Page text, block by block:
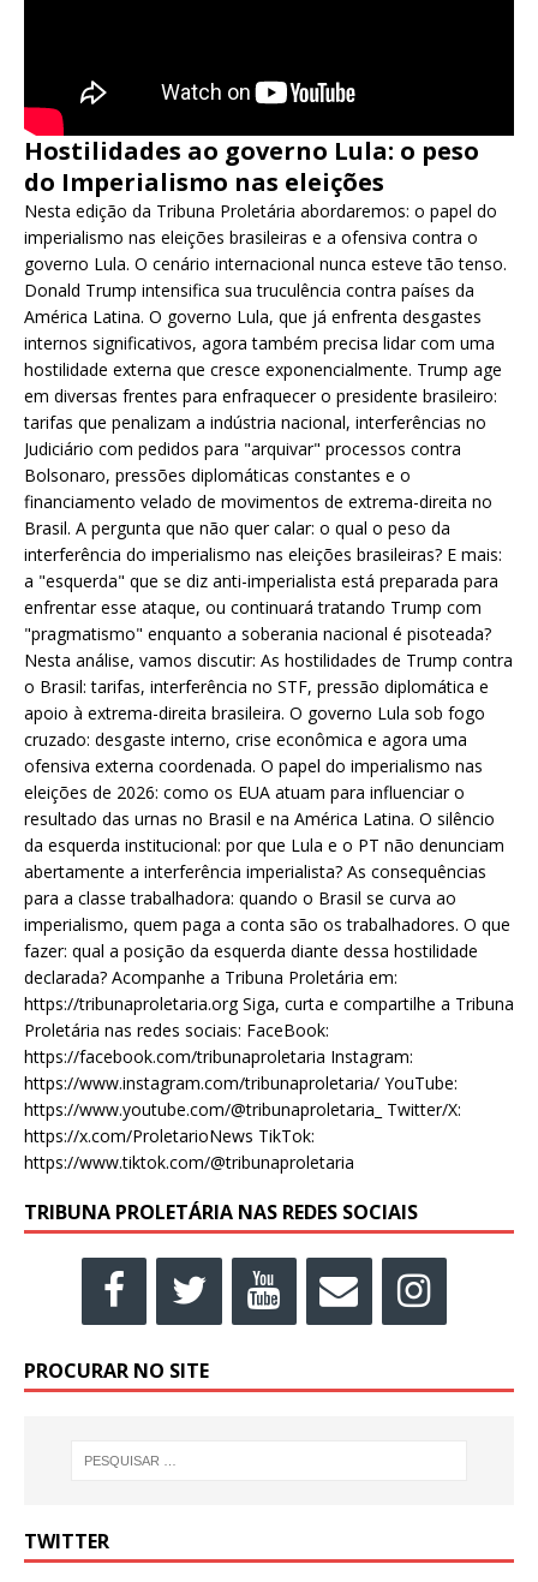
Hostilidades ao governo Lula: o peso
do Imperialismo nas eleições
Nesta edição da Tribuna Proletária abordaremos: o papel do
imperialismo nas eleições brasileiras e a ofensiva contra o
governo Lula. O cenário internacional nunca esteve tão tenso.
Donald Trump intensifica sua truculência contra países da
América Latina. O governo Lula, que já enfrenta desgastes
internos significativos, agora também precisa lidar com uma
hostilidade externa que cresce exponencialmente. Trump age
em diversas frentes para enfraquecer o presidente brasileiro:
tarifas que penalizam a indústria nacional, interferências no
Judiciário com pedidos para "arquivar" processos contra
Bolsonaro, pressões diplomáticas constantes e o
financiamento velado de movimentos de extrema-direita no
Brasil. A pergunta que não quer calar: o qual o peso da
interferência do imperialismo nas eleições brasileiras? E mais:
a "esquerda" que se diz anti-imperialista está preparada para
enfrentar esse ataque, ou continuará tratando Trump com
"pragmatismo" enquanto a soberania nacional é pisoteada?
Nesta análise, vamos discutir: As hostilidades de Trump contra
o Brasil: tarifas, interferência no STF, pressão diplomática e
apoio à extrema-direita brasileira. O governo Lula sob fogo
cruzado: desgaste interno, crise econômica e agora uma
ofensiva externa coordenada. O papel do imperialismo nas
eleições de 2026: como os EUA atuam para influenciar o
resultado das urnas no Brasil e na América Latina. O silêncio
da esquerda institucional: por que Lula e o PT não denunciam
abertamente a interferência imperialista? As consequências
para a classe trabalhadora: quando o Brasil se curva ao
imperialismo, quem paga a conta são os trabalhadores. O que
fazer: qual a posição da esquerda diante dessa hostilidade
declarada? Acompanhe a Tribuna Proletária em:
https://tribunaproletaria.org Siga, curta e compartilhe a Tribuna
Proletária nas redes sociais: FaceBook:
https://facebook.com/tribunaproletaria Instagram:
https://www.instagram.com/tribunaproletaria/ YouTube:
https://www.youtube.com/@tribunaproletaria_ Twitter/X:
https://x.com/ProletarioNews TikTok:
https://www.tiktok.com/@tribunaproletaria
TRIBUNA PROLETÁRIA NAS REDES SOCIAIS
PROCURAR NO SITE
TWITTER